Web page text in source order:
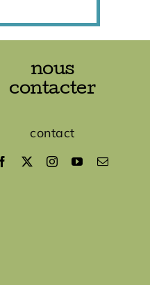
nous
contacter
contact